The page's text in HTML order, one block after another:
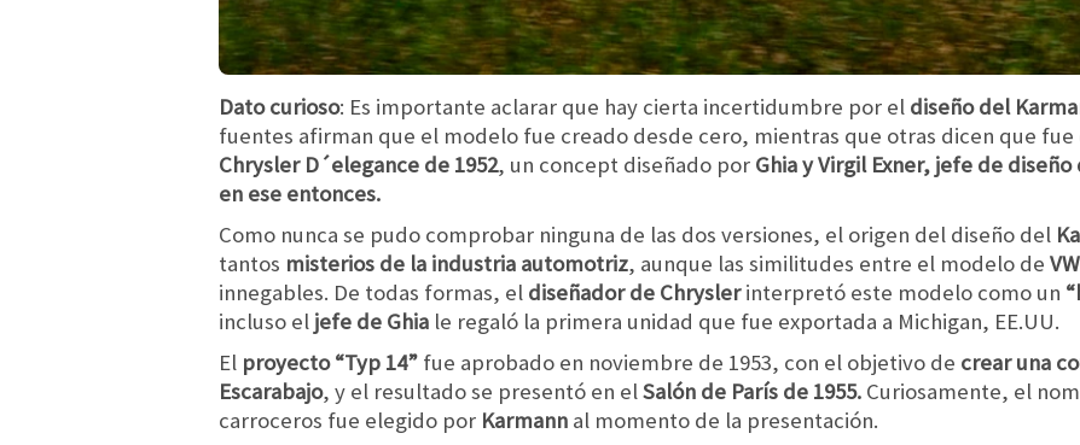
Dato curioso: Es importante aclarar que hay cierta incertidumbre por el diseño del
fuentes afirman que el modelo fue creado desde cero, mientras que otras dicen que
Chrysler D´elegance de 1952, un concept diseñado por Ghia y Virgil Exner, jefe de
en ese entonces.
Como nunca se pudo comprobar ninguna de las dos versiones, el origen del diseño del
tantos misterios de la industria automotriz, aunque las similitudes entre el modelo de VW
innegables. De todas formas, el diseñador de Chryslerinterpretó este modelo como un
incluso el jefe de Ghia le regaló la primera unidad que fue exportada a Michigan, EE.UU.
El proyecto “Typ 14” fue aprobado en noviembre de 1953, con el objetivo de crear una
Escarabajo, y el resultado se presentó en el Salón de París de 1955. Curiosamente, el
carroceros fue elegido por Karmann al momento de la presentación.